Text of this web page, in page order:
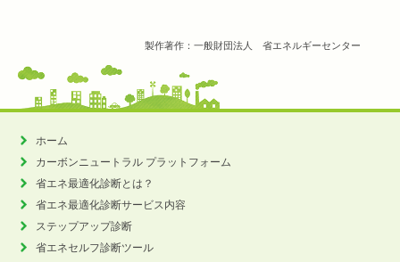
製作著作：一般財団法人 省エネルギーセンター
ホーム
カーボンニュートラル プラットフォーム
省エネ最適化診断とは？
省エネ最適化診断サービス内容
ステップアップ診断
省エネセルフ診断ツール